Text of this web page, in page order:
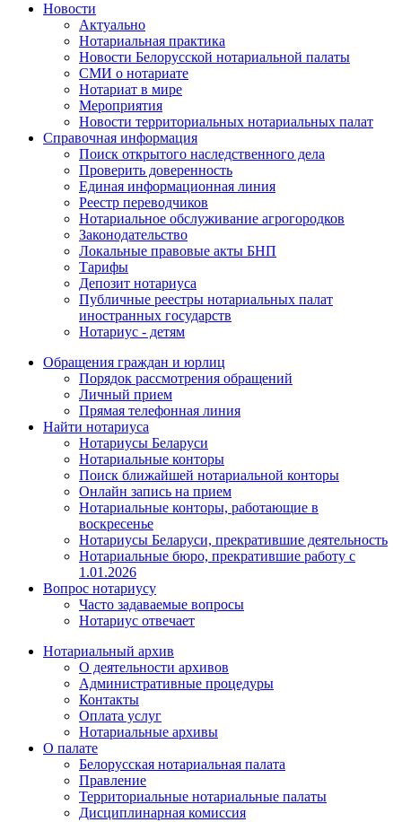
Новости
Актуально
Нотариальная практика
Новости Белорусской нотариальной палаты
СМИ о нотариате
Нотариат в мире
Мероприятия
Новости территориальных нотариальных палат
Справочная информация
Поиск открытого наследственного дела
Проверить доверенность
Единая информационная линия
Реестр переводчиков
Нотариальное обслуживание агрогородков
Законодательство
Локальные правовые акты БНП
Тарифы
Депозит нотариуса
Публичные реестры нотариальных палат
иностранных государств
Нотариус - детям
Обращения граждан и юрлиц
Порядок рассмотрения обращений
Личный прием
Прямая телефонная линия
Найти нотариуса
Нотариусы Беларуси
Нотариальные конторы
Поиск ближайшей нотариальной конторы
Онлайн запись на прием
Нотариальные конторы, работающие в
воскресенье
Нотариусы Беларуси, прекратившие деятельность
Нотариальные бюро, прекратившие работу с
1.01.2026
Вопрос нотариусу
Часто задаваемые вопросы
Нотариус отвечает
Нотариальный архив
О деятельности архивов
Административные процедуры
Контакты
Оплата услуг
Нотариальные архивы
О палате
Белорусская нотариальная палата
Правление
Территориальные нотариальные палаты
Дисциплинарная комиссия